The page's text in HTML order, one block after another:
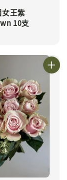
王紫
10支